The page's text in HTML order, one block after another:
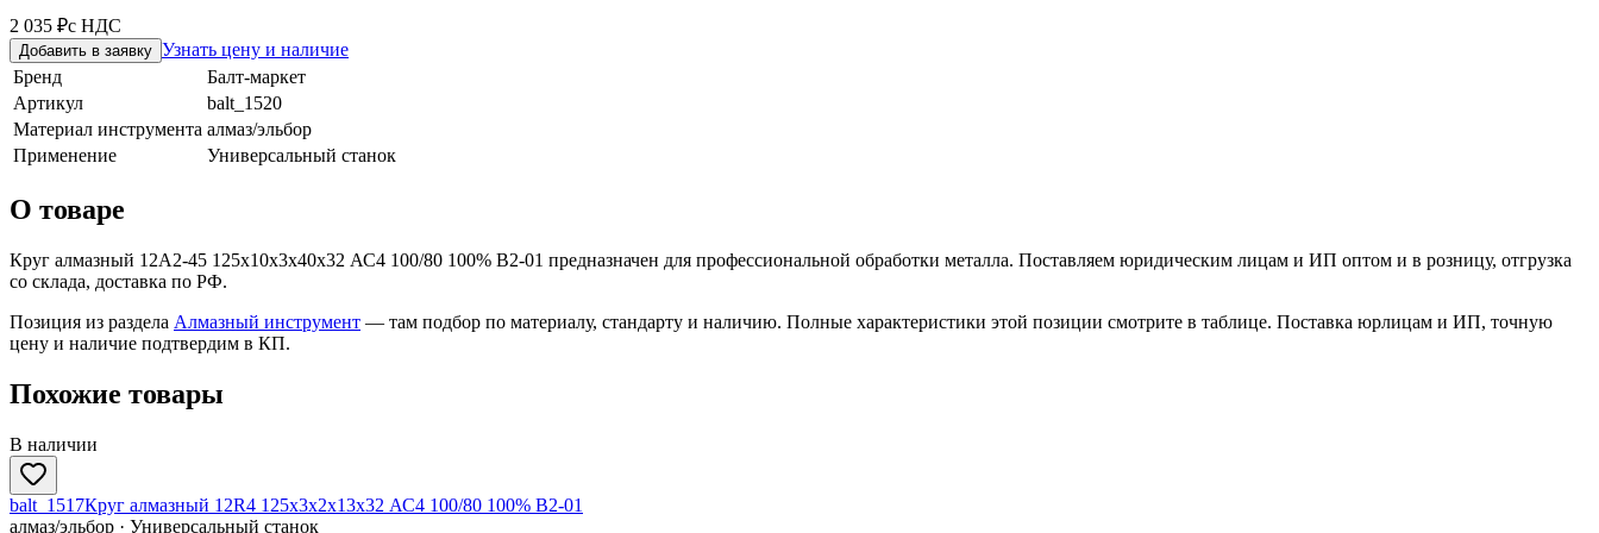
2 035 ₽с НДС
Добавить в заявку Узнать цену и наличие
Бренд
Балт-маркет
Артикул
balt_1520
Материал инструмента алмаз/эльбор
Применение
Универсальный станок
О товаре
Круг алмазный 12А2-45 125х10х3х40х32 АС4 100/80 100% В2-01 предназначен для профессиональной обработки металла. Поставляем юридическим лицам и ИП оптом и в розницу, отгрузка
со склада, доставка по РФ.
Позиция из раздела Алмазный инструмент — там подбор по материалу, стандарту и наличию. Полные характеристики этой позиции смотрите в таблице. Поставка юрлицам и ИП, точную
цену и наличие подтвердим в КП.
Похожие товары
В наличии
balt_1517Круг алмазный 12R4 125х3х2х13х32 АС4 100/80 100% В2-01
алмаз/эльбор · Универсальный станок